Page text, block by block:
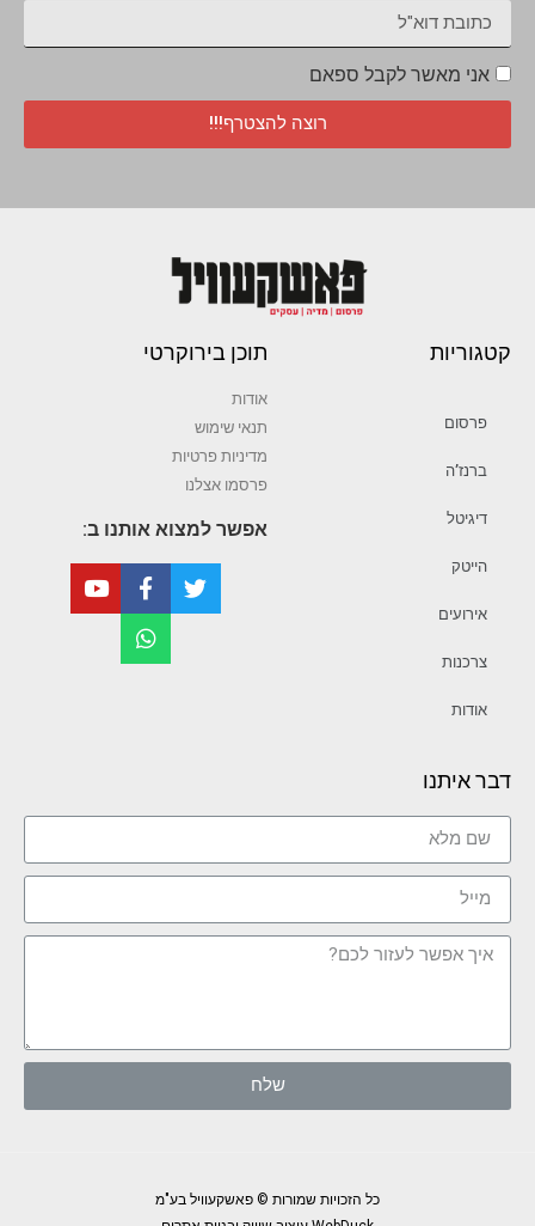
אני מאשר לקבל ספאם
רוצה להצטרף!!!
קטגוריות
פרסום
ברנז’ה
דיגיטל
הייטק
אירועים
צרכנות
אודות
תוכן בירוקרטי
אודות
תנאי שימוש
מדיניות פרטיות
פרסמו אצלנו
אפשר למצוא אותנו ב:
דבר איתנו
שלח
כל הזכויות שמורות © פאשקעוויל בע"מ